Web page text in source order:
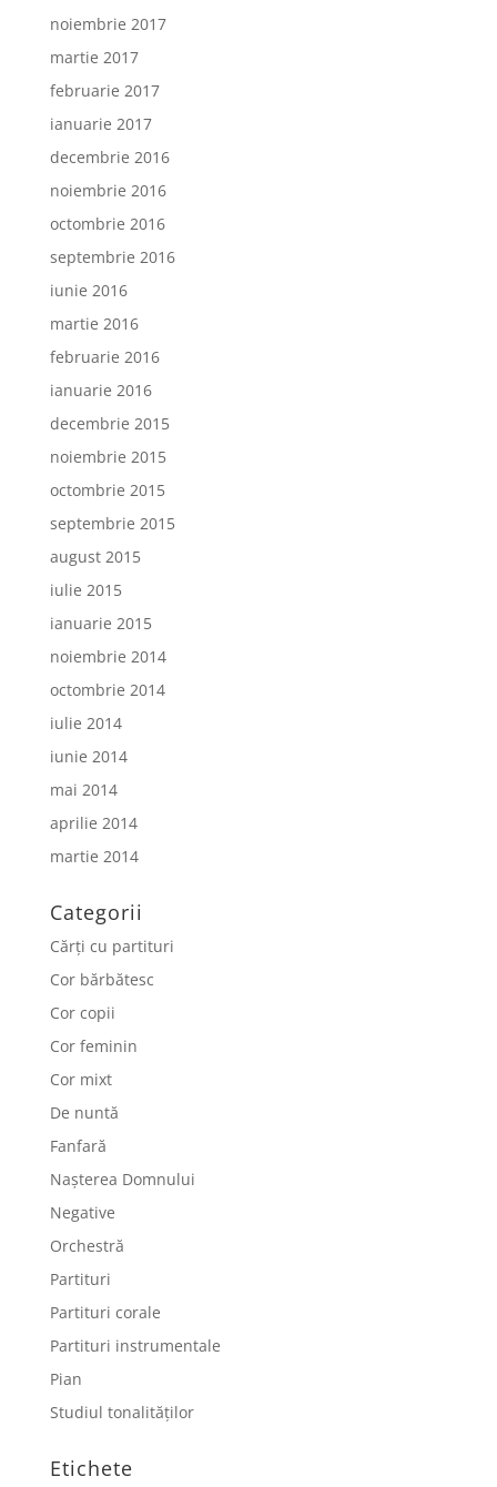
noiembrie 2017
martie 2017
februarie 2017
ianuarie 2017
decembrie 2016
noiembrie 2016
octombrie 2016
septembrie 2016
iunie 2016
martie 2016
februarie 2016
ianuarie 2016
decembrie 2015
noiembrie 2015
octombrie 2015
septembrie 2015
august 2015
iulie 2015
ianuarie 2015
noiembrie 2014
octombrie 2014
iulie 2014
iunie 2014
mai 2014
aprilie 2014
martie 2014
Categorii
Cărți cu partituri
Cor bărbătesc
Cor copii
Cor feminin
Cor mixt
De nuntă
Fanfară
Nașterea Domnului
Negative
Orchestră
Partituri
Partituri corale
Partituri instrumentale
Pian
Studiul tonalităților
Etichete